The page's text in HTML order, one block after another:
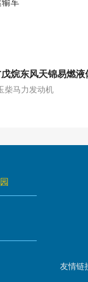
戊烷东风天锦易燃液
车
柴马力发动机
友情链